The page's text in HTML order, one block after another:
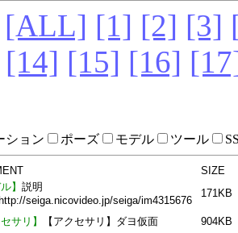
[ALL] [1] [2] [3]
[14] [15] [16]
ション ポーズ モデル ツール
SIZE
】 説明
seiga.nicovideo.jp/seiga/im4315676
171KB
サリ】 【アクセサリ】ダヨ仮面 904KB